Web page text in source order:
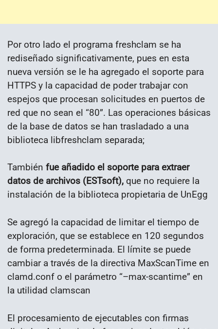
Por otro lado el programa freshclam se ha
rediseñado significativamente, pues en esta
nueva versión se le ha agregado el soporte para
HTTPS y la capacidad de poder trabajar con
espejos que procesan solicitudes en puertos de
red que no sean el “80”. Las operaciones básicas
de la base de datos se han trasladado a una
biblioteca libfreshclam separada;
También fue añadido el soporte para extraer
datos de archivos (ESTsoft), que no requiere la
instalación de la biblioteca propietaria de UnEgg
Se agregó la capacidad de limitar el tiempo de
exploración, que se establece en 120 segundos
de forma predeterminada. El límite se puede
cambiar a través de la directiva MaxScanTime en
clamd.conf o el parámetro “–max-scantime” en
la utilidad clamscan
El procesamiento de ejecutables con firmas